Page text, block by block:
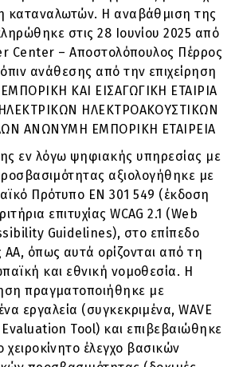
καταναλωτών. Η αναβάθμιση της
στις 28 Ιουνίου 2025 από
Center – Αποστολόπουλος Πέρρος
ανάθεσης από την επιχείρηση
ΚΑΙ ΕΙΣΑΓΩΓΙΚΗ ΕΤΑΙΡΙΑ
ΗΛΕΚΤΡΟΑΚΟΥΣΤΙΚΩΝ
ΑΝΩΝΥΜΗ ΕΜΠΟΡΙΚΗ ΕΤΑΙΡΕΙΑ
εν λόγω ψηφιακής υπηρεσίας με
αξιολογήθηκε με
Πρότυπο EN 301 549 (έκδοση
επιτυχίας WCAG 2.1 (Web
Guidelines), στο επίπεδο
όπως αυτά ορίζονται από τη
και εθνική νομοθεσία. Η
πραγματοποιήθηκε με
εργαλεία (συγκεκριμένα, WAVE
Tool) και επιβεβαιώθηκε
χειροκίνητο έλεγχο βασικών